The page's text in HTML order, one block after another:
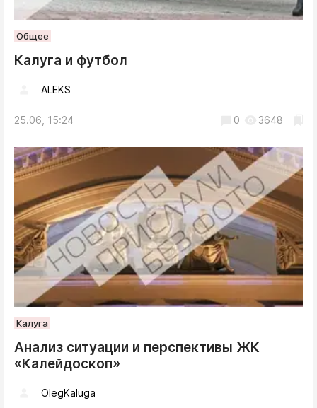
Общее
Калуга и футбол
ALEKS
25.06, 15:24 0 3648
Калуга
Анализ ситуации и перспективы ЖК
«Калейдоскоп»
OlegKaluga